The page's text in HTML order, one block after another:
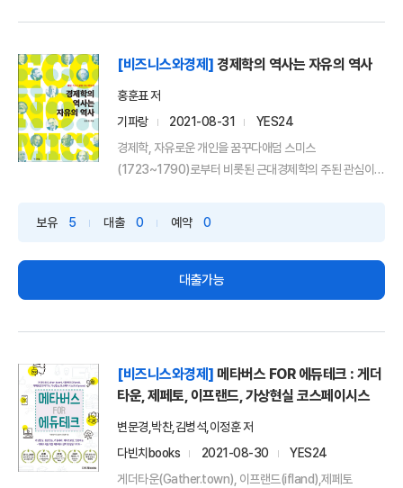
[비즈니스와경제] 경제학의 역사는 자유의 역사
홍훈표 저
기파랑
2021-08-31
YES24
경제학, 자유로운 개인을 꿈꾸다애덤 스미스
(1723~1790)로부터 비롯된 근대경제학의 주된 관심이
보유 5 대출 0 예약 0
대출가능
[비즈니스와경제] 메타버스 FOR 에듀테크 : 게더
타운, 제페토, 이프랜드, 가상현실 코스페이시스
변문경,박찬,김병석,이정훈 저
다빈치books
2021-08-30
YES24
게더타운(Gather.town), 이프랜드(ifland),제페토